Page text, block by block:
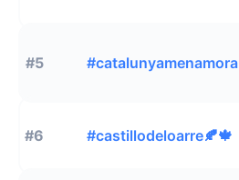
#5 #catalunyamenamora
#6 #castillodeloarre🍂🍁